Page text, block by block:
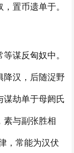
置币遗单于。
谋反匈奴中。
降汉，后随浞野
谋劫单于母阏氏
素与副张胜相
，常能为汉伏